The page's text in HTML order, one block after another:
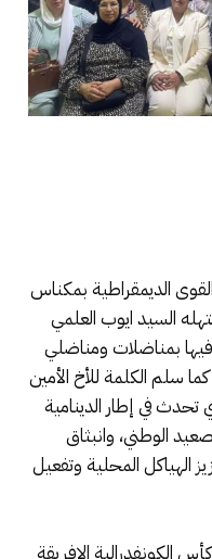
الديمقراطية بمكناس
الأحد 25 ماي 2025، استهله السيد ايوب العلمي
بمناضلات ومناضلي
سلم الكلمة للأخ الأمين
في إطار الدينامية
الوطني، وانبثاق
على تعزيز الهياكل المحلية وتفعيل
الكونفدرالية الإفريقة